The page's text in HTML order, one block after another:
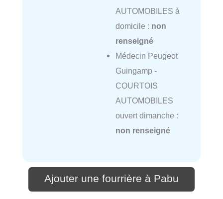
AUTOMOBILES à
domicile : non
renseigné
Médecin Peugeot
Guingamp -
COURTOIS
AUTOMOBILES
ouvert dimanche :
non renseigné
Ajouter une fourrière à Pabu